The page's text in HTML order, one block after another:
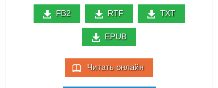
FB2 RTF TXT
EPUB
Читать онлайн